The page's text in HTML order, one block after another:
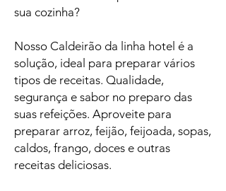
sua cozinha?
Nosso Caldeirão da linha hotel é a
solução, ideal para preparar vários
tipos de receitas. Qualidade,
segurança e sabor no preparo das
suas refeições. Aproveite para
preparar arroz, feijão, feijoada, sopas,
caldos, frango, doces e outras
receitas deliciosas.